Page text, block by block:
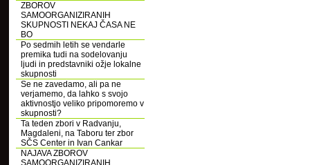
ZBOROV
SAMOORGANIZIRANIH
SKUPNOSTI NEKAJ ČASA NE
BO
Po sedmih letih se vendarle
premika tudi na sodelovanju
ljudi in predstavniki ožje lokalne
skupnosti
Se ne zavedamo, ali pa ne
verjamemo, da lahko s svojo
aktivnostjo veliko pripomoremo v
skupnosti?
Ta teden zbori v Radvanju,
Magdaleni, na Taboru ter zbor
SČS Center in Ivan Cankar
NAJAVA ZBOROV
SAMOORGANIZIRANIH